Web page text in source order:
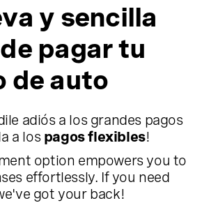
y sencilla
pagar tu
de auto
adiós a los grandes pagos
a los pagos flexibles!
option empowers you to
effortlessly. If you need
got your back!